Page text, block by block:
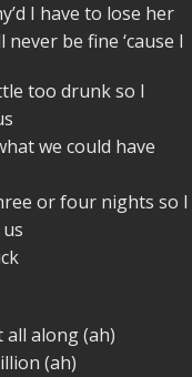
I have to lose her
never be fine ‘cause I
too drunk so I
we could have
or four nights so I
all along (ah)
(ah)